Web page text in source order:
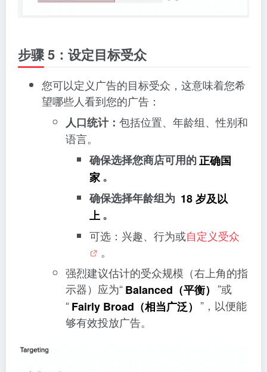
步骤 5：设定目标受众
您可以定义广告的目标受众，这意味着您希
望哪些人看到您的广告：
人口统计： 包括位置、年龄组、性别和
语言。
确保选择您商店可用的正确国
家。
确保选择年龄组为 18 岁及以
上。
可选：兴趣、行为或自定义受众
。
强烈建议估计的受众规模（右上角的指
示器）应为“Balanced（平衡） ”或
“Fairly Broad（相当广泛） ”，以便能
够有效投放广告。